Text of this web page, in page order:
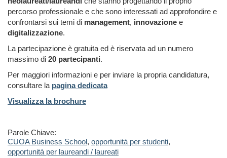
percorso professionale e che sono interessati ad approfondire e
confrontarsi sui temi di management, innovazione e
digitalizzazione.
La partecipazione è gratuita ed è riservata ad un numero
massimo di 20 partecipanti.
Per maggiori informazioni e per inviare la propria candidatura,
consultare la pagina dedicata
Visualizza la brochure
Parole Chiave:
CUOA Business School, opportunità per studenti,
opportunità per laureandi / laureati